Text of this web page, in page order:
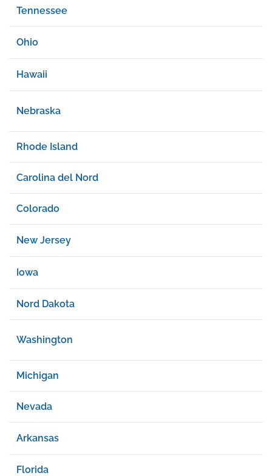
Tennessee
Ohio
Hawaii
Nebraska
Rhode Island
Carolina del Nord
Colorado
New Jersey
Iowa
Nord Dakota
Washington
Michigan
Nevada
Arkansas
Florida